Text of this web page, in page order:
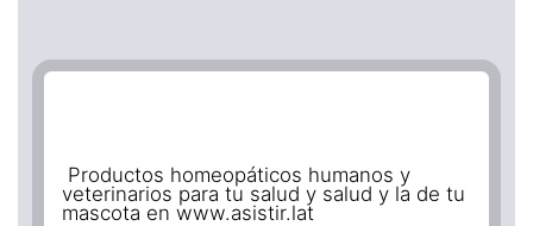
Productos homeopáticos humanos y
veterinarios para tu salud y salud y la de tu
mascota en www.asistir.lat